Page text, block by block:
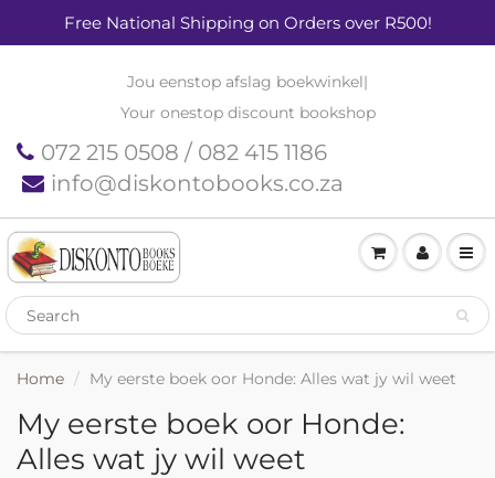
Free National Shipping on Orders over R500!
Jou eenstop afslag boekwinkel|
Your onestop discount bookshop
072 215 0508 / 082 415 1186
info@diskontobooks.co.za
Home My eerste boek oor Honde: Alles wat jy wil weet
My eerste boek oor Honde:
Alles wat jy wil weet